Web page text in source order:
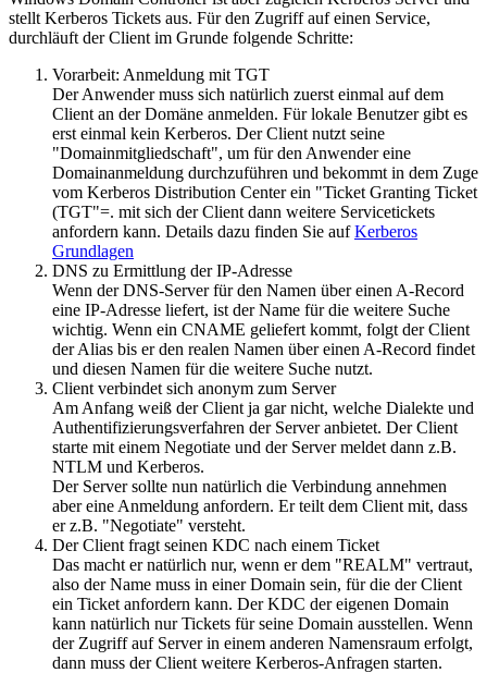
stellt Kerberos Tickets aus. Für den Zugriff auf einen Service,
durchläuft der Client im Grunde folgende Schritte:
Vorarbeit: Anmeldung mit TGT
Der Anwender muss sich natürlich zuerst einmal auf dem
Client an der Domäne anmelden. Für lokale Benutzer gibt es
erst einmal kein Kerberos. Der Client nutzt seine
"Domainmitgliedschaft", um für den Anwender eine
Domainanmeldung durchzuführen und bekommt in dem Zuge
vom Kerberos Distribution Center ein "Ticket Granting Ticket
(TGT"=. mit sich der Client dann weitere Servicetickets
anfordern kann. Details dazu finden Sie aufKerberos
Grundlagen
DNS zu Ermittlung der IP-Adresse
Wenn der DNS-Server für den Namen über einen A-Record
eine IP-Adresse liefert, ist der Name für die weitere Suche
wichtig. Wenn ein CNAME geliefert kommt, folgt der Client
der Alias bis er den realen Namen über einen A-Record findet
und diesen Namen für die weitere Suche nutzt.
Client verbindet sich anonym zum Server
Am Anfang weiß der Client ja gar nicht, welche Dialekte und
Authentifizierungsverfahren der Server anbietet. Der Client
starte mit einem Negotiate und der Server meldet dann z.B.
NTLM und Kerberos.
Der Server sollte nun natürlich die Verbindung annehmen
aber eine Anmeldung anfordern. Er teilt dem Client mit, dass
er z.B. "Negotiate" versteht.
Der Client fragt seinen KDC nach einem Ticket
Das macht er natürlich nur, wenn er dem "REALM" vertraut,
also der Name muss in einer Domain sein, für die der Client
ein Ticket anfordern kann. Der KDC der eigenen Domain
kann natürlich nur Tickets für seine Domain ausstellen. Wenn
der Zugriff auf Server in einem anderen Namensraum erfolgt,
dann muss der Client weitere Kerberos-Anfragen starten.